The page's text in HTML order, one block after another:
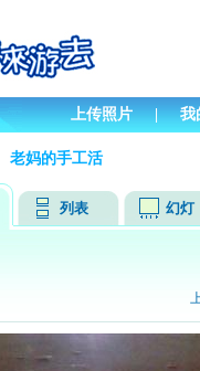
上传照片 | 我
老妈的手工活
列表 幻灯